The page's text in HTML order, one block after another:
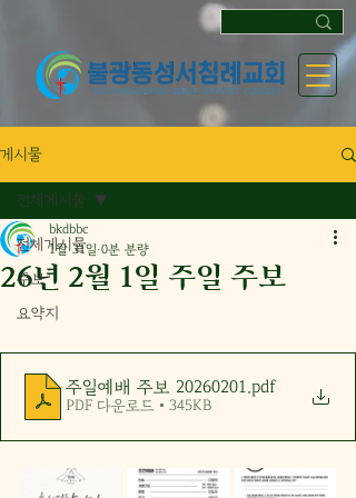
게시물
전체게시물
주보
요약지
전체게시물
26년 2월 1일 주일 주보
bkdbbc
1월 31일 0분 분량
주일예배 주보 20260201 .pdf
PDF 다운로드 • 345KB